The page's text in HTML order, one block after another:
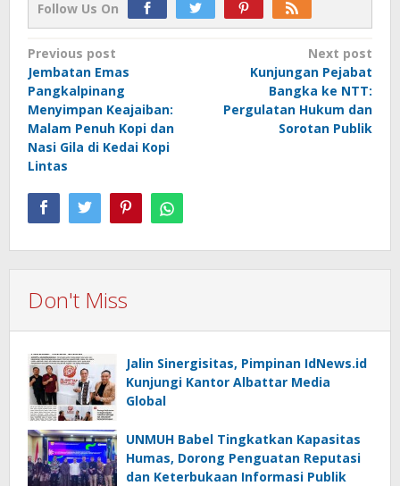
Follow Us On
Post
navigation
Previous post
Jembatan Emas
Pangkalpinang
Menyimpan Keajaiban:
Malam Penuh Kopi dan
Nasi Gila di Kedai Kopi
Lintas
Next post
Kunjungan Pejabat
Bangka ke NTT:
Pergulatan Hukum dan
Sorotan Publik
Don't Miss
Jalin Sinergisitas, Pimpinan IdNews.id
Kunjungi Kantor Albattar Media
Global
UNMUH Babel Tingkatkan Kapasitas
Humas, Dorong Penguatan Reputasi
dan Keterbukaan Informasi Publik